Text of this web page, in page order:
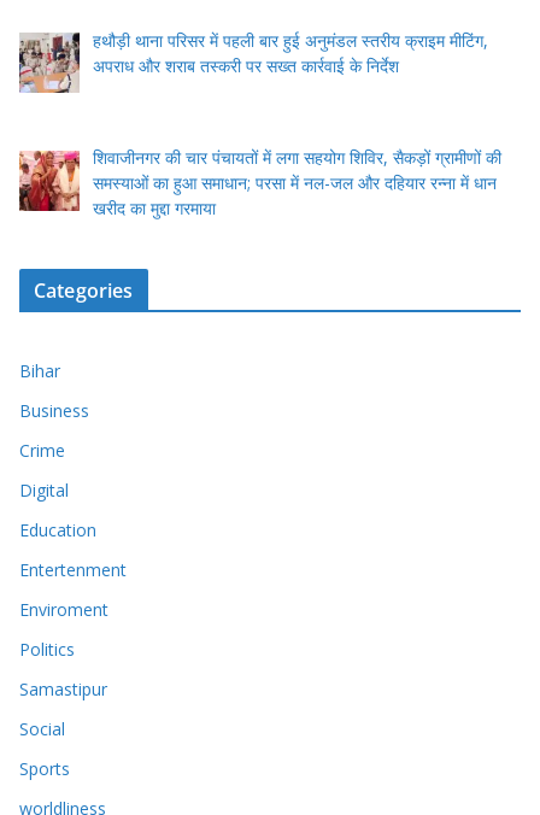
हथौड़ी थाना परिसर में पहली बार हुई अनुमंडल स्तरीय क्राइम मीटिंग,
अपराध और शराब तस्करी पर सख्त कार्रवाई के निर्देश
शिवाजीनगर की चार पंचायतों में लगा सहयोग शिविर, सैकड़ों ग्रामीणों की
समस्याओं का हुआ समाधान; परसा में नल-जल और दहियार रन्ना में धान
खरीद का मुद्दा गरमाया
Categories
Bihar
Business
Crime
Digital
Education
Entertenment
Enviroment
Politics
Samastipur
Social
Sports
worldliness